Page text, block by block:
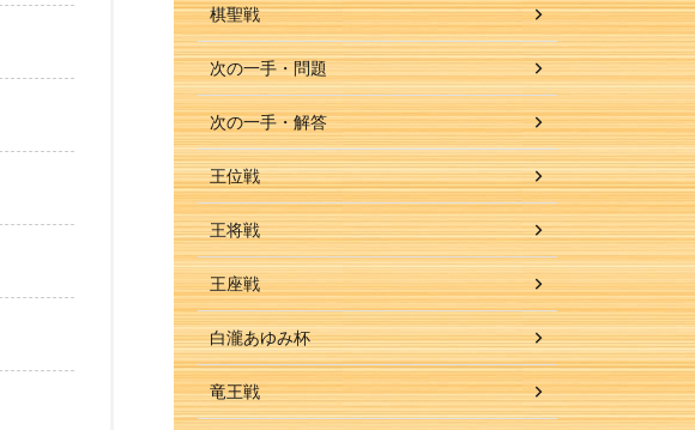
棋聖戦
次の一手・問題
次の一手・解答
王位戦
王将戦
王座戦
白瀧あゆみ杯
竜王戦